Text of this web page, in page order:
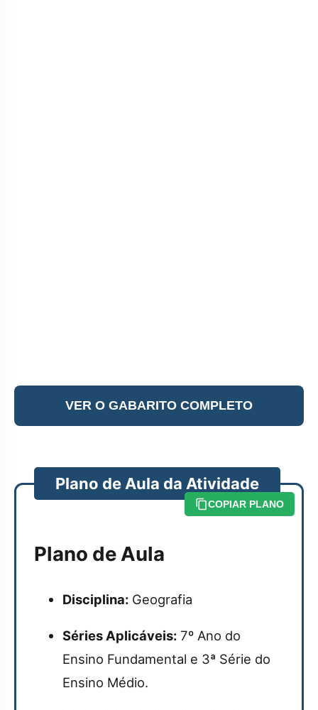
VER O GABARITO COMPLETO
Plano de Aula da Atividade
COPIAR PLANO
Plano de Aula
Disciplina: Geografia
Séries Aplicáveis: 7º Ano do
Ensino Fundamental e 3ª Série do
Ensino Médio.